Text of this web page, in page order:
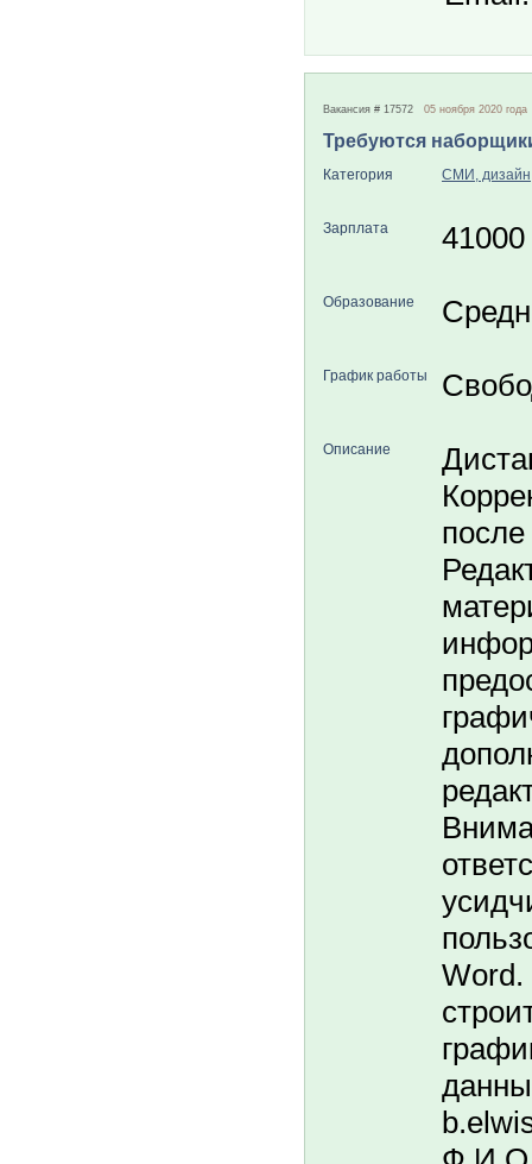
Вакансия # 17572 05 ноября 2020 года
Требуются
Категория СМИ,
Зарплата 41000
Образование
График работы
Описание